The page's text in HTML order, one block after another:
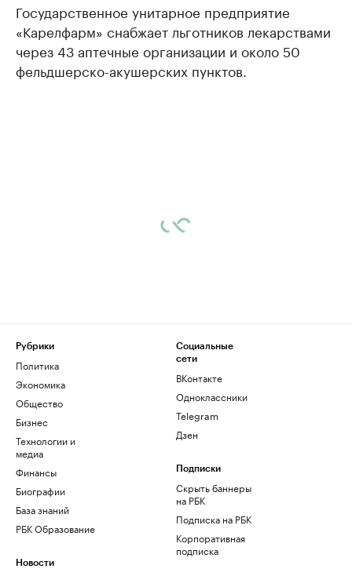
Государственное унитарное предприятие
«Карелфарм» снабжает льготников лекарствами
через 43 аптечные организации и около 50
фельдшерско-акушерских пунктов.
Рубрики
Политика
Экономика
Общество
Бизнес
Технологии и
медиа
Финансы
Биографии
База знаний
РБК Образование
Новости
Социальные
сети
ВКонтакте
Одноклассники
Telegram
Дзен
Подписки
Скрыть баннеры
на РБК
Подписка на РБК
Корпоративная
подписка